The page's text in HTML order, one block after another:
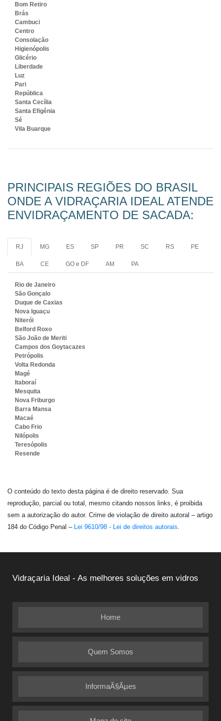
Bom Retiro
Brás
Cambuci
Centro
Consolação
Higienópolis
Glicério
Liberdade
Luz
Pari
República
Santa Cecília
Santa Efigênia
Sé
Vila Buarque
PRINCIPAIS REGIÕES DO BRASIL
ONDE A VIDRAÇARIA IDEAL ATENDE
ENVIDRAÇAMENTO DE SACADA:
RJ MG ES SP PR SC RS PE
BA CE GO e DF AM PA
Rio de Janeiro
São Gonçalo
Duque de Caxias
Nova Iguaçu
Niterói
Belford Roxo
São João de Meriti
Campos dos Goytacazes
Petrópolis
Volta Redonda
Magé
Itaboraí
Mesquita
Nova Friburgo
Barra Mansa
Macaé
Cabo Frio
Nilópolis
Teresópolis
Resende
O conteúdo do texto desta página é de direito reservado. Sua
reprodução, parcial ou total, mesmo citando nossos links, é proibida
sem a autorização do autor. Crime de violação de direito autoral – artigo
184 do Código Penal – Lei 9610/98 - Lei de direitos autorais.
Vidraçaria Ideal - As melhores soluções em vidros
Home
Quem Somos
InformaÃ§Ãµes